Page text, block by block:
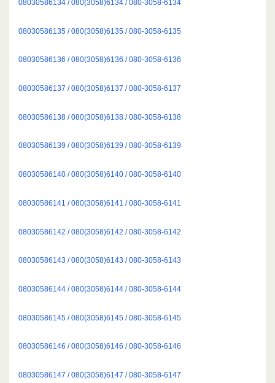
08030586134 / 080(3058)6134 / 080-3058-6134
08030586135 / 080(3058)6135 / 080-3058-6135
08030586136 / 080(3058)6136 / 080-3058-6136
08030586137 / 080(3058)6137 / 080-3058-6137
08030586138 / 080(3058)6138 / 080-3058-6138
08030586139 / 080(3058)6139 / 080-3058-6139
08030586140 / 080(3058)6140 / 080-3058-6140
08030586141 / 080(3058)6141 / 080-3058-6141
08030586142 / 080(3058)6142 / 080-3058-6142
08030586143 / 080(3058)6143 / 080-3058-6143
08030586144 / 080(3058)6144 / 080-3058-6144
08030586145 / 080(3058)6145 / 080-3058-6145
08030586146 / 080(3058)6146 / 080-3058-6146
08030586147 / 080(3058)6147 / 080-3058-6147